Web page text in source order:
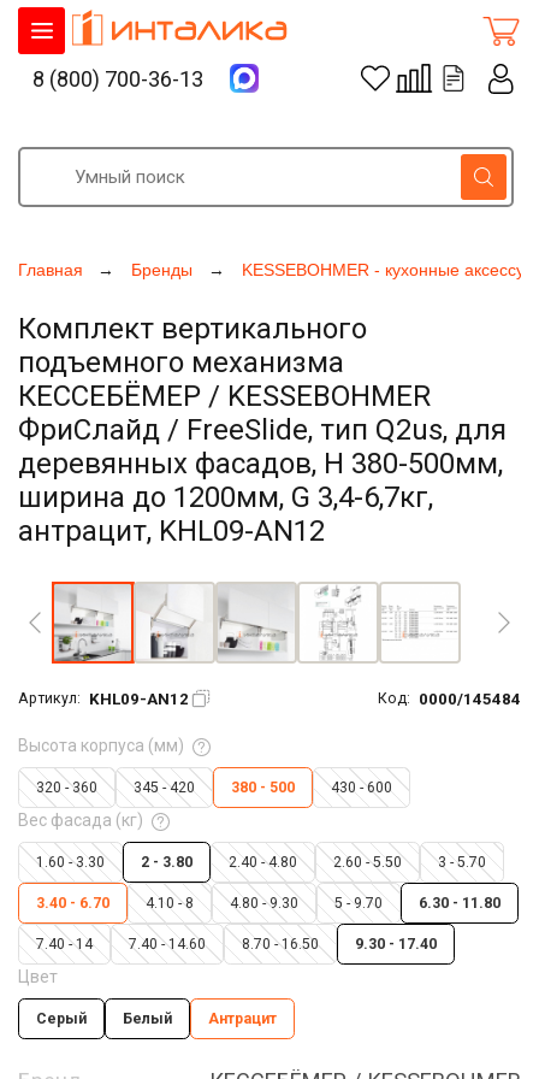
Главная Бренды KESSEBOHMER - кухонные
Комплект вертикального
подъемного механизма
КЕССЕБЁМЕР / KESSEBOHMER
ФриСлайд / FreeSlide, тип Q2us, для
деревянных фасадов, H 380-500мм,
ширина до 1200мм, G 3,4-6,7кг,
антрацит, KHL09-AN12
Артикул: KHL09-AN12 Код: 0000/145484
Высота корпуса (мм)
320 - 360 345 - 420 380 - 500 430 - 600
Вес фасада (кг)
1.60 - 3.30 2 - 3.80 2.40 - 4.80 2.60 - 5.50 3 - 5.70
3.40 - 6.70 4.10 - 8 4.80 - 9.30 5 - 9.70 6.30 - 11.80
7.40 - 14 7.40 - 14.60 8.70 - 16.50 9.30 - 17.40
Цвет
Серый Белый Антрацит
8 (800) 700-36-13